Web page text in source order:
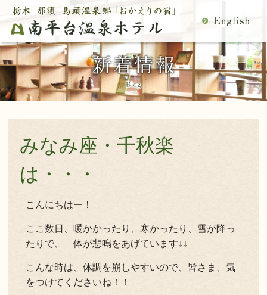
MENU
閉
じ
る
温泉
客室 館内施設
観光案内
公式サイトからのご予約は5％OFF
宿泊プラン・ご予約
よくある質問
みなみ座・千秋楽
は・・・
こんにちはー！
ここ数日、暖かかったり、寒かったり、雪が降っ
たりで、 体が悲鳴をあげています↓↓
こんな時は、体調を崩しやすいので、皆さま、気
をつけてくださいね！！
空室検索
ご予約内容確認・変更